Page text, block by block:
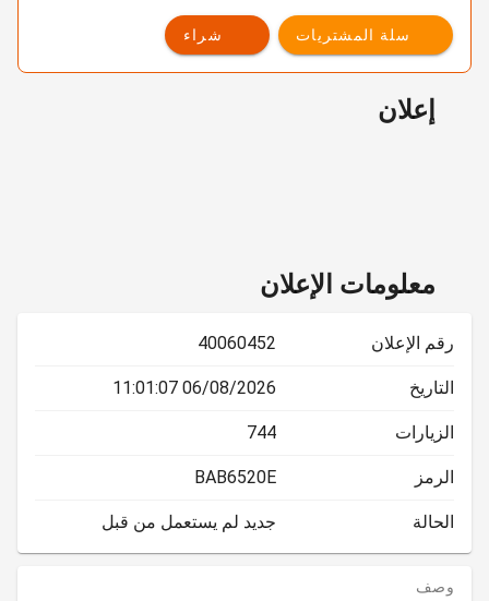
سلة المشتريات شراء
إعلان
معلومات الإعلان
رقم الإعلان 40060452
التاريخ 06/08/2026 11:01:07
الزيارات 744
الرمز BAB6520E
الحالة جديد لم يستعمل من قبل
وصف